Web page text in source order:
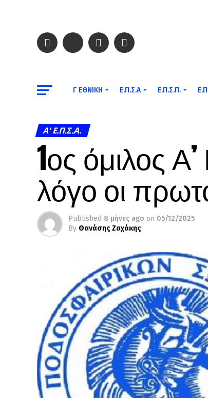
Γ ΕΘΝΙΚΉ Ε.Π.Σ.Α Ε.Π.Σ.Π.
A' Ε.Π.Σ.Α.
1ος όμιλος
λόγο οι
Published 8 μήνες ago on 05/12/2025
By Θανάσης Ζαχάκης